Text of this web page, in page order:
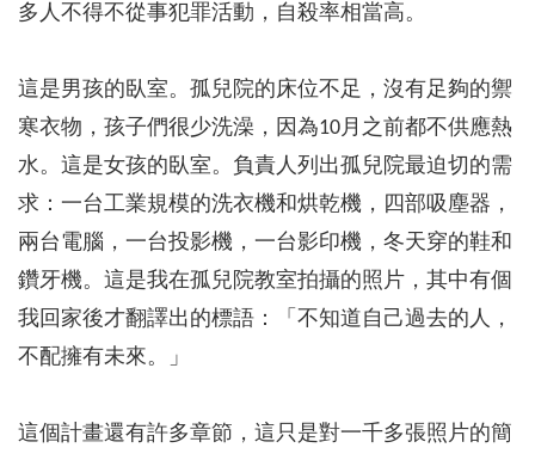
多人不得不從事犯罪活動，自殺率相當高。
這是男孩的臥室。孤兒院的床位不足，沒有足夠的禦
寒衣物，孩子們很少洗澡，因為10月之前都不供應熱
水。這是女孩的臥室。負責人列出孤兒院最迫切的需
求：一台工業規模的洗衣機和烘乾機，四部吸塵器，
兩台電腦，一台投影機，一台影印機，冬天穿的鞋和
鑽牙機。這是我在孤兒院教室拍攝的照片，其中有個
我回家後才翻譯出的標語：「不知道自己過去的人，
不配擁有未來。」
這個計畫還有許多章節，這只是對一千多張照片的簡